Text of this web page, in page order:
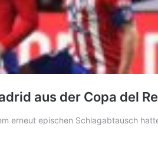
aus der Copa del
erneut epischen Schlagabtausch